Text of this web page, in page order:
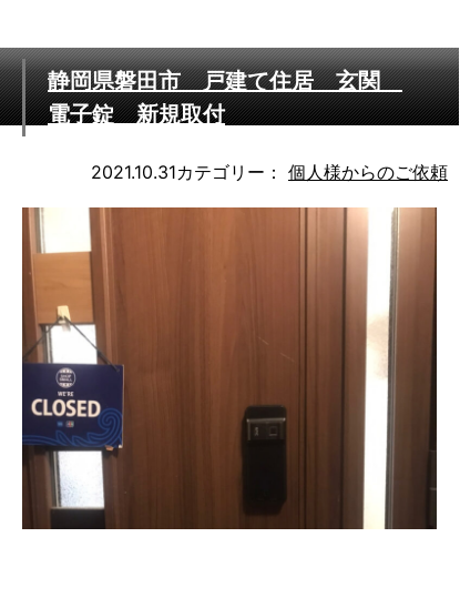
静岡県磐田市 戸建て住居 玄関
電子錠 新規取付
2021.10.31カテゴリー： 個人様からのご依頼